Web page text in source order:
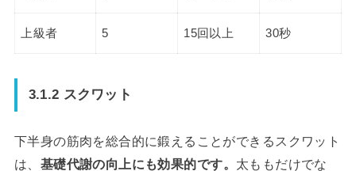
上級者 5 15回以上 30秒
3.1.2 スクワット
下半身の筋肉を総合的に鍛えることができるスクワット
は、 基礎代謝の向上にも効果的です。 太ももだけでな